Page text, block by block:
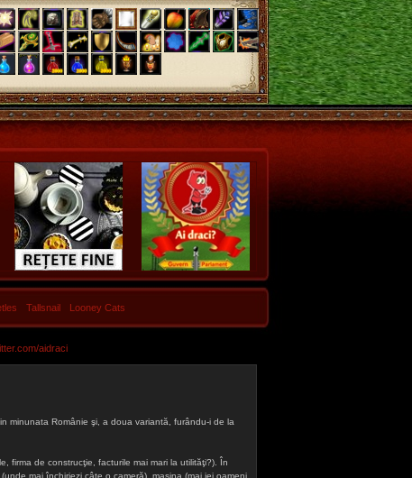
Tallsnail Looney Cats
aidraci
minunata Românie şi, a doua variantă, furându-i de la
firma de construcţie, facturile mai mari la utilităţi?). În
mai închiriezi câte o cameră), maşina (mai iei oameni